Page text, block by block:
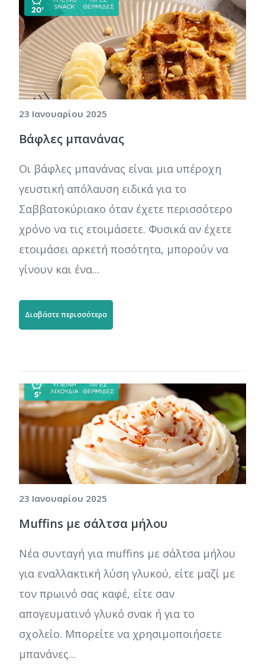
23 Ιανουαρίου 2025
Βάφλες μπανάνας
Οι βάφλες μπανάνας είναι μια υπέροχη
γευστική απόλαυση ειδικά για το
Σαββατοκύριακο όταν έχετε περισσότερο
χρόνο να τις ετοιμάσετε. Φυσικά αν έχετε
ετοιμάσει αρκετή ποσότητα, μπορούν να
γίνουν και ένα...
Διαβάστε περισσότερα
23 Ιανουαρίου 2025
Muffins με σάλτσα μήλου
Νέα συνταγή για muffins με σάλτσα μήλου
για εναλλακτική λύση γλυκού, είτε μαζί με
τον πρωινό σας καφέ, είτε σαν
απογευματινό γλυκό σνακ ή για το
σχολείο. Μπορείτε να χρησιμοποιήσετε
μπανάνες...